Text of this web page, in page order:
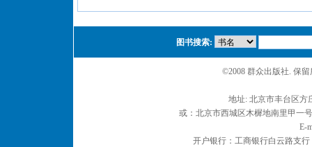
图书搜索:
©2008 群众出版社. 保
地址: 北京市丰台区
或：北京市西城区木樨地南里甲一
E-
开户银行：工商银行白云路支